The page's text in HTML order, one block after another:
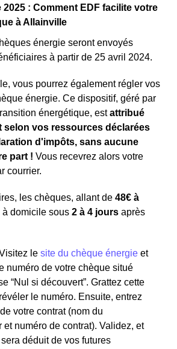
: Comment EDF facilite votre
à Allainville
énergie seront envoyés
à partir de 25 avril 2024.
vous pourrez également régler vos
énergie. Ce dispositif, géré par
énergétique, estattribué
selon vos ressources déclarées
d'impôts, sans aucune
part ! Vous recevrez alors votre
courrier.
les chèques, allant de 48€ à
à domicile sous 2 à 4 jours après
le site du chèque énergie et
numéro de votre chèque situé
“Nul si découvert”. Grattez cette
le numéro. Ensuite, entrez
votre contrat (nom du
et numéro de contrat). Validez, et
sera déduit de vos futures